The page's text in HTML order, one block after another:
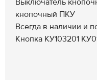
Выключатель
кнопочный ПКУ
Всегда в наличии и
Кнопка КУ103201